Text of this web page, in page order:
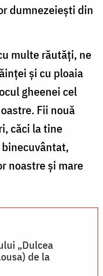
dumnezeieşti din
multe răutăţi, ne
şi cu ploaia
gheenei cel
Fii nouă
căci la tine
noastre şi mare
„Dulcea
de la